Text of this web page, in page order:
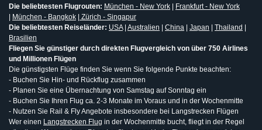
Die beliebtesten Flugrouten: München - New York
Frankfurt - New York
München - Bangkok
Zürich - Singapur
Die beliebtesten Reiseländer: USA| Australien China Japan Thailand
Brasilien
Fliegen Sie günstiger durch direkten Flugvergleich von über 750 Airlines
und Millionen Flügen
Die günstigsten Flüge finden Sie wenn Sie folgende Punkte beachten:
- Buchen Sie Hin- und Rückflug zusammen
- Planen Sie eine Übernachtung von Samstag auf Sonntag ein
- Buchen Sie Ihren Flug ca. 2-3 Monate im Voraus und in der Wochenmitte
- Nutzen Sie Rail & Fly Angebote insbesondere bei Langstrecken Flügen
Wer einen Langstrecken Flug in der Wochenmitte bucht, fliegt in der Regel